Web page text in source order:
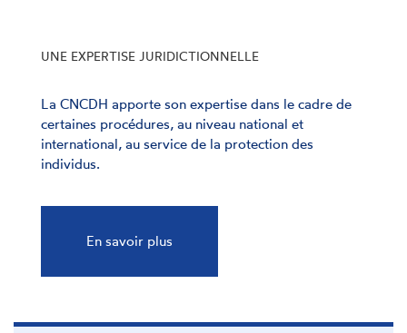
UNE EXPERTISE JURIDICTIONNELLE
La CNCDH apporte son expertise dans le cadre de
certaines procédures, au niveau national et
international, au service de la protection des
individus.
En savoir plus